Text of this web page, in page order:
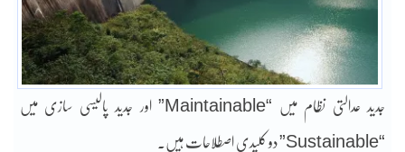
جدید عدالتی نظام میں “Maintainable” اور جدید پالیسی سازی میں
“Sustainable” دو کلیدی اصطلاحات ہیں۔